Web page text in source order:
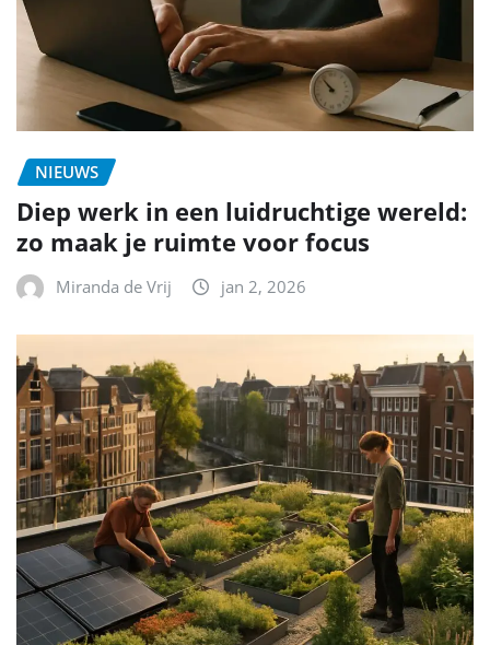
NIEUWS
Diep werk in een luidruchtige wereld:
zo maak je ruimte voor focus
Miranda de Vrij jan 2, 2026